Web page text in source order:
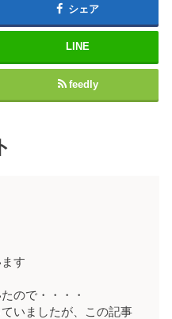
シェア
LINE
feedly
す
ので・・・・
いましたが、この記事